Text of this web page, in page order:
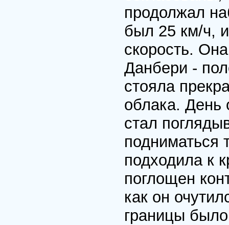
продолжал
был 25 км/ч,
скорость.
Данбери -
стояла
облака.
стал
подниматься
подходила к
поглощен
как он
границы